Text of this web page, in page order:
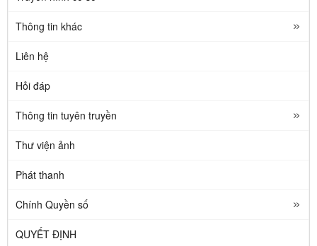
Thông tin khác
Liên hệ
Hỏi đáp
Thông tin tuyên truyền
Thư viện ảnh
Phát thanh
Chính Quyền số
QUYẾT ĐỊNH